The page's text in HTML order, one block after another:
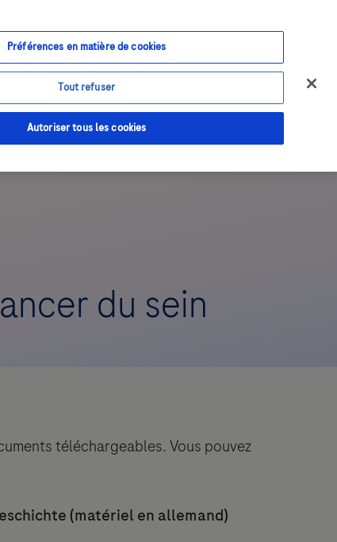
Contact &
du sein
téléchargeables. Vous pouvez
Préférences en matière de cookies
Tout refuser
Autoriser tous les cookies